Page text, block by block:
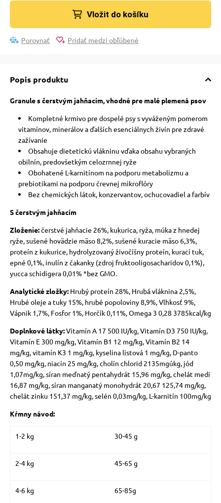
Vložit do košíku
Porovnať Pridať medzi obľúbené
Popis produktu
Granule s čerstvým jahňacím, vhodné pre malé plemená psov
Kompletné krmivo pre dospelé psy s vyváženým pomerom
vitamínov, minerálov a ďalších esenciálnych živín pre zdravé
zažívanie
Obsahuje dietetickú vlákninu vďaka obsahu vybraných
obilnín, predovšetkým celozrnnej ryže
Obohatené L-karnitínom na podporu metabolizmu a
prebiotikami na podporu črevnej mikroflóry
Bez chemických látok, konzervantov, ochucovadiel a farbív
S čerstvým jahňacím
Zloženie:čerstvé jahňacie 26%, kukurica, ryža, múka z hnedej
ryže, sušené hovädzie mäso 8,2%, sušené kuracie mäso 6,3%,
proteín z kukurice, hydrolyzovaný živočíšny proteín, kurací tuk,
epné 0,1%, inulín z čakanky (zdroj fruktooligosacharidov 0,1%),
yucca schidigera 0,01% *bez GMO.
Analytické zložky:Hrubý proteín 28%, Hrubá vláknina 2,5%,
Hrubé oleje a tuky 15%, hrubé popoloviny 8,9%, Vlhkosť 9%,
Vápnik 1,7%, Fosfor 1%, Horčík 0,11%, Omega 3 0,28 3785kcal/kg
Doplnkové látky:Vitamín A 17 500 IU/kg, Vitamín D3 750 IU/kg,
Vitamín E 300 mg/kg, Vitamín B1 12 mg/kg, Vitamín B2 14
mg/kg, vitamín K3 1 mg/kg, kyselina listová 1 mg/kg, D-panto
0,50 mg/kg, niacín 25 mg/kg, cholín chlorid 2135mgúkg, jód
1,07mg/kg, síran meďnatý pentahydrát 15,96 mg/kg, chelát medi
16,87 mg/kg, síran manganatý monohydrát 20,67 125,74 mg/kg,
chelát zinku 151,37 mg/kg, selén 0,03mg/kg, L-karnitín 100mg/kg
Kŕmny návod:
1-2 kg 30-45 g
2-4 kg 45-65 g
4-6 kg 65-85g